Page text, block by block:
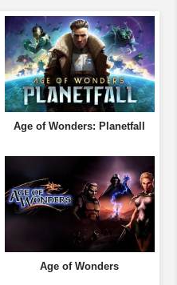
Age of Wonders: Planetfall
Age of Wonders